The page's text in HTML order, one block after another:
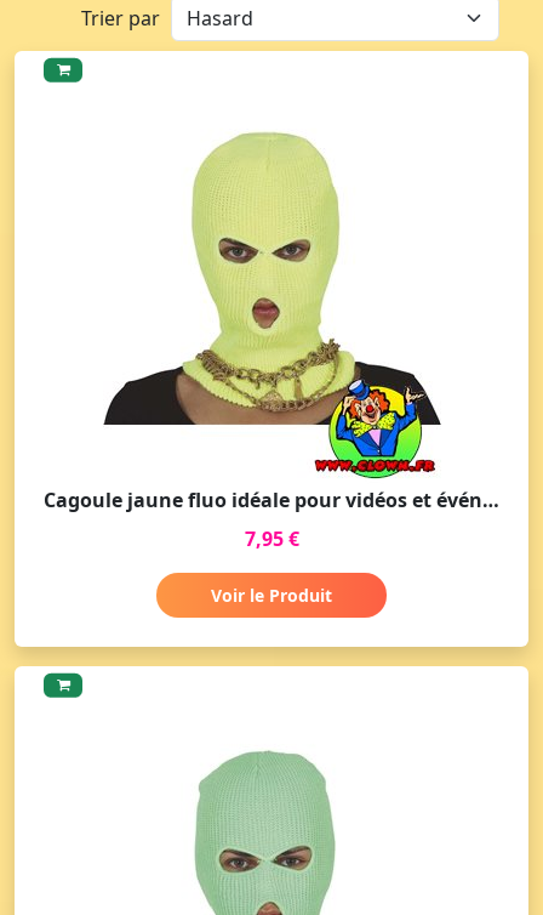
Trier par
Cagoule jaune fluo idéale pour vidéos et événements
7,95 €
Voir le Produit